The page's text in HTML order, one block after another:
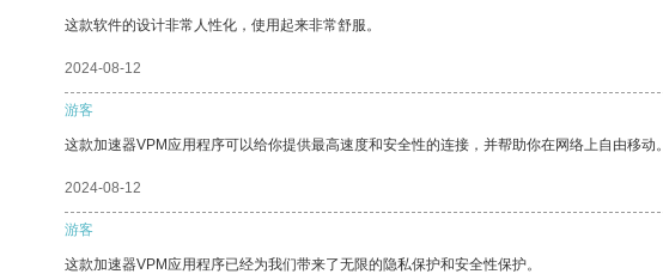
这款软件的设计非常人性化，使用起来非常舒服。
2024-08-12
游客
这款加速器VPM应用程序可以给你提供最高速度和安全性的连接，并帮助你在网络上自由移动。
2024-08-12
游客
这款加速器VPM应用程序已经为我们带来了无限的隐私保护和安全性保护。